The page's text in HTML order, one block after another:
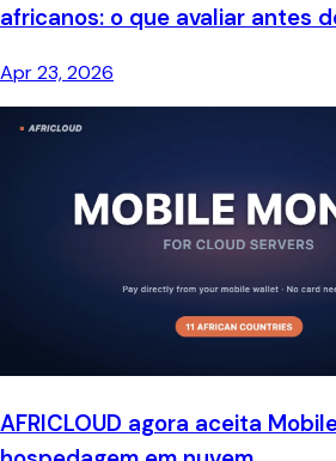
africanos: o que avaliar antes
Apr 23, 2026
AFRICLOUD agora aceita